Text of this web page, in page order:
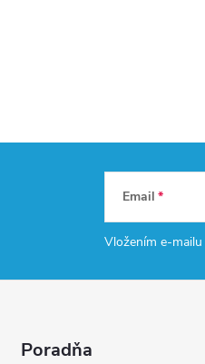
Email
Vložením e-
Poradňa